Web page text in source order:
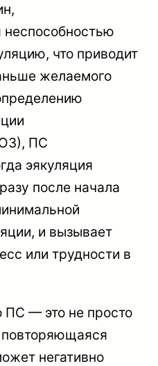
что приводит
желаемого
ПС
эякуляция
после начала
и вызывает
или трудности в
ПС — это не просто
повторяющаяся
негативно